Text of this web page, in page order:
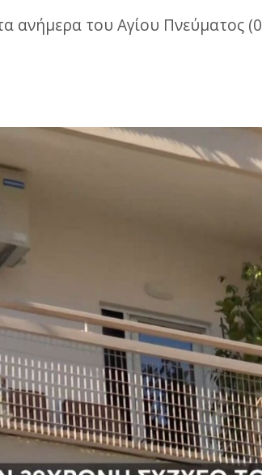
ανήμερα του Αγίου Πνεύματος